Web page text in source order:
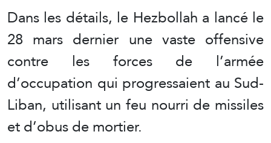
Dans les détails, le Hezbollah a lancé le
28 mars dernier une vaste offensive
contre les forces de l’armée
d’occupation qui progressaient au Sud-
Liban, utilisant un feu nourri de missiles
et d’obus de mortier.